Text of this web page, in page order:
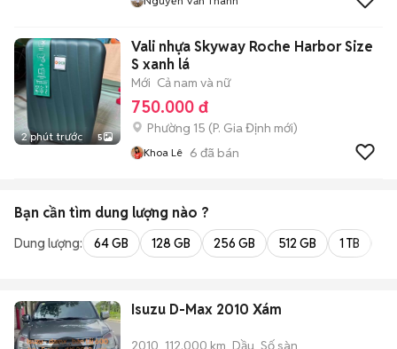
2 phút trước 5
Vali nhựa Skyway Roche Harbor Size
S xanh lá
Mới Cả nam và nữ
750.000 đ
Phường 15 (P. Gia Định mới)
Khoa Lê 6 đã bán
Bạn cần tìm dung lượng nào ?
Dung lượng: 64 GB 128 GB 256 GB 512 GB 1 TB
Isuzu D-Max 2010 Xám
2010 112.000 km Dầu Số sàn